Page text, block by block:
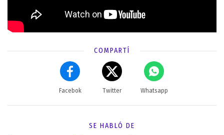
COMPARTÍ
Facebok Twitter Whatsapp
SE HABLÓ DE